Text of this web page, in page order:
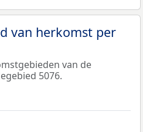
van herkomst per
van de
5076.